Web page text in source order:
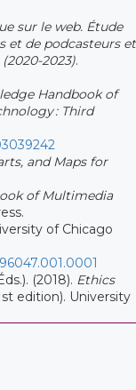
sur le web. Étude
et de podcasteurs et
2023).
Handbook of
: Third
and Maps for
of Multimedia
of Chicago
(2018). Ethics
edition). University